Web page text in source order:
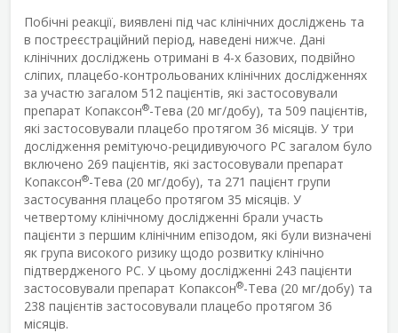
Побічні реакції, виявлені під час клінічних досліджень та
в постреєстраційний період, наведені нижче. Дані
клінічних досліджень отримані в 4-х базових, подвійно
сліпих, плацебо-контрольованих клінічних дослідженнях
за участю загалом 512 пацієнтів, які застосовували
препарат Копаксон®-Тева (20 мг/добу), та 509 пацієнтів,
які застосовували плацебо протягом 36 місяців. У три
дослідження ремітуючо-рецидивуючого РС загалом було
включено 269 пацієнтів, які застосовували препарат
Копаксон®-Тева (20 мг/добу), та 271 пацієнт групи
застосування плацебо протягом 35 місяців. У
четвертому клінічному дослідженні брали участь
пацієнти з першим клінічним епізодом, які були визначені
як група високого ризику щодо розвитку клінічно
підтвердженого РС. У цьому дослідженні 243 пацієнти
застосовували препарат Копаксон®-Тева (20 мг/добу) та
238 пацієнтів застосовували плацебо протягом 36
місяців.